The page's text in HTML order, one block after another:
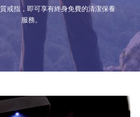
戒指，即可享有終身免費的清潔保養
服務。